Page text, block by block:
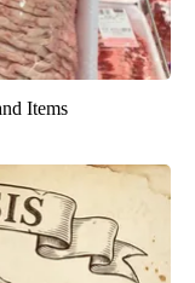
Items